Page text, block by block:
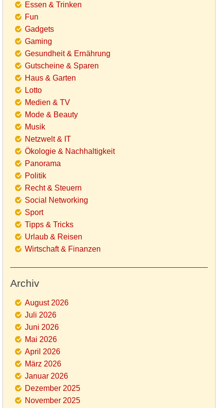
Essen & Trinken
Fun
Gadgets
Gaming
Gesundheit & Ernährung
Gutscheine & Sparen
Haus & Garten
Lotto
Medien & TV
Mode & Beauty
Musik
Netzwelt & IT
Ökologie & Nachhaltigkeit
Panorama
Politik
Recht & Steuern
Social Networking
Sport
Tipps & Tricks
Urlaub & Reisen
Wirtschaft & Finanzen
Archiv
August 2026
Juli 2026
Juni 2026
Mai 2026
April 2026
März 2026
Januar 2026
Dezember 2025
November 2025